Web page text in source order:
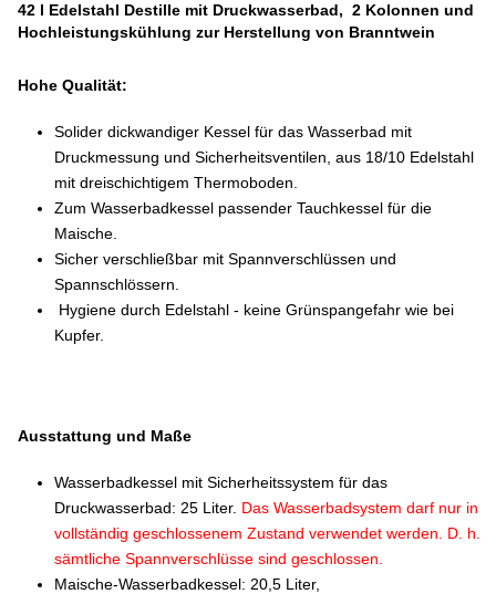
42 l Edelstahl Destille mit Druckwasserbad, 2 Kolonnen und
Hochleistungskühlung zur Herstellung von Branntwein
Hohe Qualität:
Solider dickwandiger Kessel für das Wasserbad mit
Druckmessung und Sicherheitsventilen, aus 18/10 Edelstahl
mit dreischichtigem Thermoboden.
Zum Wasserbadkessel passender Tauchkessel für die
Maische.
Sicher verschließbar mit Spannverschlüssen und
Spannschlössern.
Hygiene durch Edelstahl - keine Grünspangefahr wie bei
Kupfer.
Ausstattung und Maße
Wasserbadkessel mit Sicherheitssystem für das
Druckwasserbad: 25 Liter. Das Wasserbadsystem darf nur in
vollständig geschlossenem Zustand verwendet werden. D. h.
sämtliche Spannverschlüsse sind geschlossen.
Maische-Wasserbadkessel: 20,5 Liter,